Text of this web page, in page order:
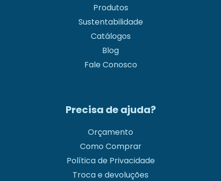
Produtos
Sustentabilidade
Catálogos
Blog
Fale Conosco
Precisa de ajuda?
Orçamento
Como Comprar
Política de Privacidade
Troca e devoluções